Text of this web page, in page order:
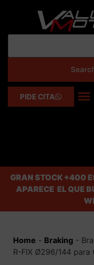
PIDE CITA
GRAN STOCK+400
APARECE EL QUE
Home - Braking -
R-FIX Ø296/144 para